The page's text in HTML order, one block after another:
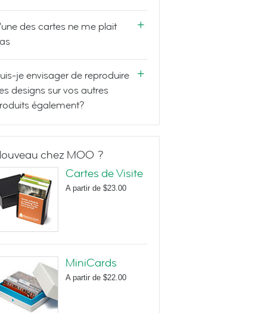
des cartes ne me plait
je envisager de reproduire
designs sur vos autres
également?
chez MOO ?
Cartes de Visite
A partir de $23.00
MiniCards
A partir de $22.00